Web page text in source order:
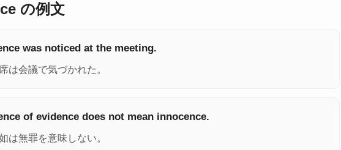
の例文
was noticed at the meeting.
は会議で気づかれた。
of evidence does not mean innocence.
は無罪を意味しない。